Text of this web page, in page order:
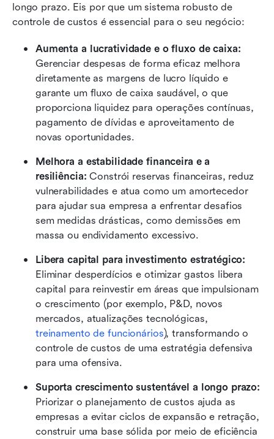
longo prazo. Eis por que um sistema robusto de
controle de custos é essencial para o seu negócio:
Aumenta a lucratividade e o fluxo de caixa:
Gerenciar despesas de forma eficaz melhora
diretamente as margens de lucro líquido e
garante um fluxo de caixa saudável, o que
proporciona liquidez para operações contínuas,
pagamento de dívidas e aproveitamento de
novas oportunidades.
Melhora a estabilidade financeira e a
resiliência: Constrói reservas financeiras, reduz
vulnerabilidades e atua como um amortecedor
para ajudar sua empresa a enfrentar desafios
sem medidas drásticas, como demissões em
massa ou endividamento excessivo.
Libera capital para investimento estratégico:
Eliminar desperdícios e otimizar gastos libera
capital para reinvestir em áreas que impulsionam
o crescimento (por exemplo, P&D, novos
treinamento de funcionários), transformando o
controle de custos de uma estratégia defensiva
para uma ofensiva.
Suporta crescimento sustentável a longo prazo:
Priorizar o planejamento de custos ajuda as
empresas a evitar ciclos de expansão e retração,
construir uma base sólida por meio de eficiência